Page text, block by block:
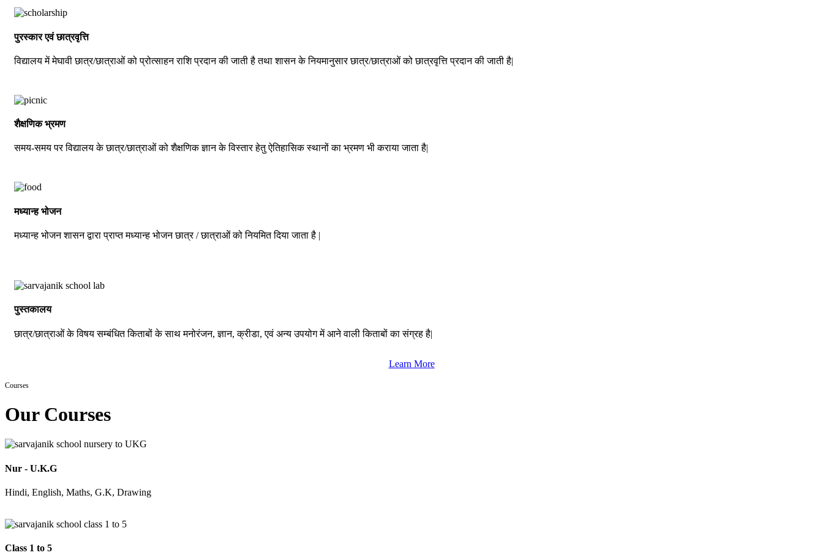
पुरस्कार एवं छात्रवृत्ति
विद्यालय में मेघावी छात्र/छात्राओं को प्रोत्साहन राशि प्रदान की जाती है तथा शासन के नियमानुसार छात्र/छात्राओं को छात्रवृत्ति प्रदान की जाती है|
शैक्षणिक भ्रमण
समय-समय पर विद्यालय के छात्र/छात्राओं को शैक्षणिक ज्ञान के विस्तार हेतु ऐतिहासिक स्थानों का भ्रमण भी कराया जाता है|
मध्यान्ह भोजन
मध्यान्ह भोजन शासन द्वारा प्राप्त मध्यान्ह भोजन छात्र / छात्राओं को नियमित दिया जाता है |
पुस्तकालय
छात्र/छात्राओं के विषय सम्बंधित किताबों के साथ मनोरंजन, ज्ञान, क्रीडा, एवं अन्य उपयोग में आने वाली किताबों का संग्रह है|
Learn More
Courses
Our Courses
Nur - U.K.G
Hindi, English, Maths, G.K, Drawing
Class 1 to 5